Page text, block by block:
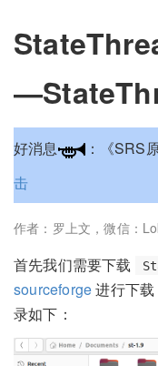
好消息 ：《SRS
击
作者：罗上文，微信：
首先我们需要下载
sourceforge进行下
录如下：